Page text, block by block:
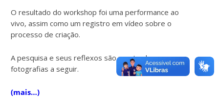
O resultado do workshop foi uma performance ao
vivo, assim como um registro em vídeo sobre o
processo de criação.
A pesquisa e seus reflexos são mostrados nas
fotografias a seguir.
(mais…)